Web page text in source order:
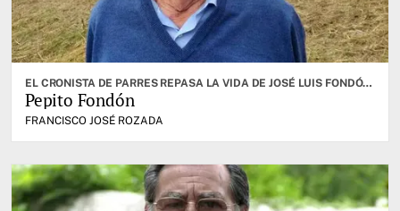
EL CRONISTA DE PARRES REPASA LA VIDA DE JOSÉ LUIS FONDÓN ÁLVAREZ QUE FALLECIÓ A LOS 94 AÑOS
Pepito Fondón
FRANCISCO JOSÉ ROZADA